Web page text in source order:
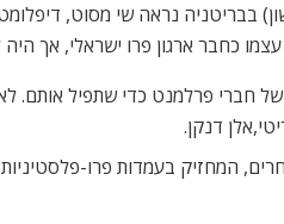
בבריטניה נראה שי מסוט,
כחבר ארגון פרו ישראלי, אך
חברי פרלמנט כדי שתפיל אותם.
דנקן.
המחזיק בעמדות פרו-